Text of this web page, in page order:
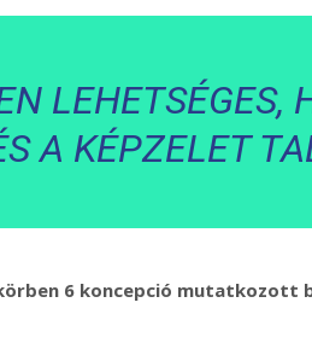
LEHETSÉGES,
A KÉPZELET
6 koncepció mutatkozott